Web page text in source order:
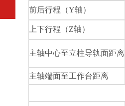
前后行程（Y轴）
上下行程（Z轴）
主轴中心至立柱导轨面距离
主轴端面至工作台距离